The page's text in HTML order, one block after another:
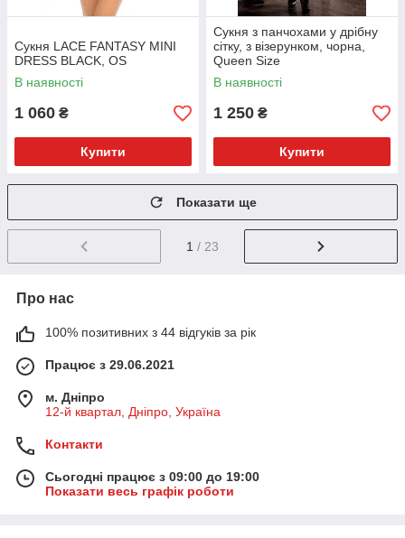
Сукня LACE FANTASY MINI
DRESS BLACK, OS
В наявності
1 060 ₴
Купити
Сукня з панчохами у дрібну
сітку, з візерунком, чорна,
Queen Size
В наявності
1 250 ₴
Купити
Показати ще
1 / 23
Про нас
100% позитивних з 44 відгуків за рік
Працює з 29.06.2021
м. Дніпро
12-й квартал, Дніпро, Україна
Контакти
Сьогодні працює з 09:00 до 19:00
Показати весь графік роботи